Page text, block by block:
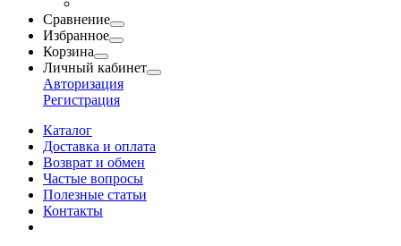
Сравнение
Избранное
Корзина
Личный кабинет
Авторизация
Регистрация
Каталог
Доставка и оплата
Возврат и обмен
Частые вопросы
Полезные статьи
Контакты